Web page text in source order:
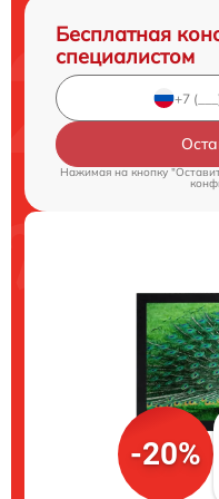
Бесплатная
специалистом
Нажимая на кнопку
-20%